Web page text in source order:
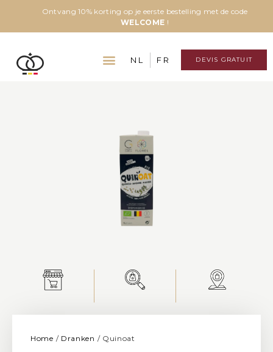
Ontvang 10% korting op je eerste bestelling met de code
WELCOME !
NL FR DEVIS GRATUIT
Home / Dranken / Quinoat